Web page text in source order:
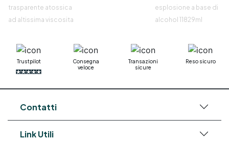
trasparente atossica
ad altissima viscosita
esplosione a base di
alcohol 11829ml
Trustpilot
Consegna
veloce
Transazioni
sicure
Reso sicuro
Contatti
Link Utili